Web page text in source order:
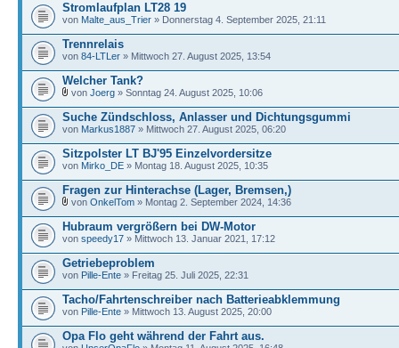
Stromlaufplan LT28 19
von Malte_aus_Trier » Donnerstag 4. September 2025, 21:11
Trennrelais
von 84-LTLer » Mittwoch 27. August 2025, 13:54
Welcher Tank?
von Joerg » Sonntag 24. August 2025, 10:06
Suche Zündschloss, Anlasser und Dichtungsgummi
von Markus1887 » Mittwoch 27. August 2025, 06:20
Sitzpolster LT BJ'95 Einzelvordersitze
von Mirko_DE » Montag 18. August 2025, 10:35
Fragen zur Hinterachse (Lager, Bremsen,)
von OnkelTom » Montag 2. September 2024, 14:36
Hubraum vergrößern bei DW-Motor
von speedy17 » Mittwoch 13. Januar 2021, 17:12
Getriebeproblem
von Pille-Ente » Freitag 25. Juli 2025, 22:31
Tacho/Fahrtenschreiber nach Batterieabklemmung
von Pille-Ente » Mittwoch 13. August 2025, 20:00
Opa Flo geht während der Fahrt aus.